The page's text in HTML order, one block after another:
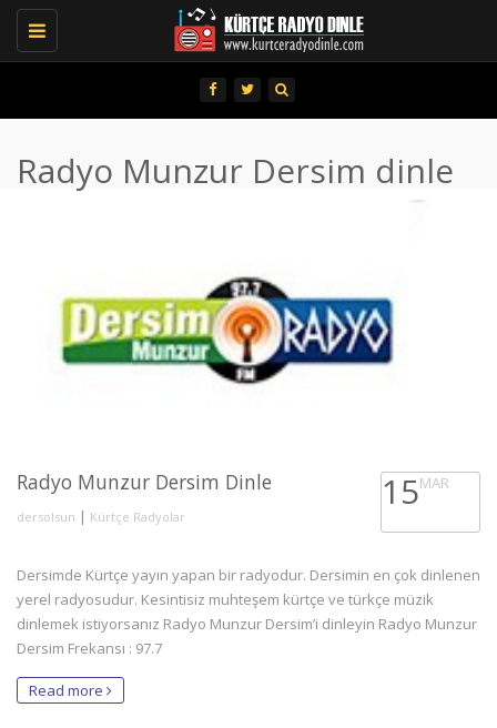
Toggle
navigation
Radyo Munzur Dersim dinle
Radyo Munzur Dersim Dinle
dersolsun | Kürtçe Radyolar
15MAR
Dersimde Kürtçe yayın yapan bir radyodur. Dersimin en çok dinlenen
yerel radyosudur. Kesintisiz muhteşem kürtçe ve türkçe müzik
dinlemek istiyorsanız Radyo Munzur Dersim’i dinleyin Radyo Munzur
Dersim Frekansı : 97.7
Read more